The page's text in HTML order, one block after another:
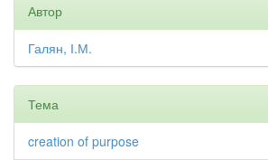
Автор
Галян, І.М.
Тема
creation of purpose